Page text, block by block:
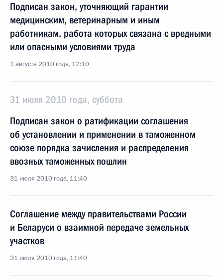
Подписан закон, уточняющий гарантии
медицинским, ветеринарным и иным
работникам, работа которых связана с вредными
или опасными условиями труда
1 августа 2010 года, 12:10
31 июля 2010 года, суббота
Подписан закон о ратификации соглашения
об установлении и применении в таможенном
союзе порядка зачисления и распределения
ввозных таможенных пошлин
31 июля 2010 года, 11:40
Соглашение между правительствами России
и Беларуси о взаимной передаче земельных
участков
31 июля 2010 года, 11:40